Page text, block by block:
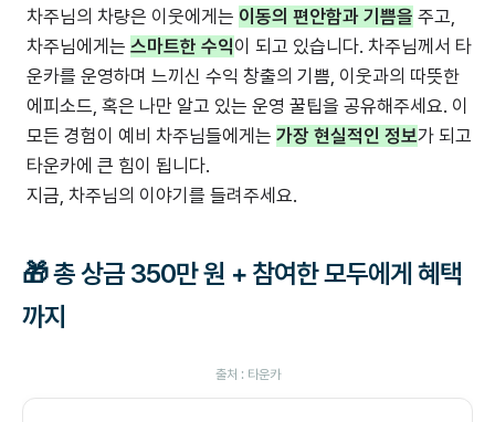
차주님의 차량은 이웃에게는 이동의 편안함과 기쁨을 주고,
차주님에게는 스마트한 수익이 되고 있습니다. 차주님께서 타
운카를 운영하며 느끼신 수익 창출의 기쁨, 이웃과의 따뜻한
에피소드, 혹은 나만 알고 있는 운영 꿀팁을 공유해주세요. 이
모든 경험이 예비 차주님들에게는 가장 현실적인 정보가 되고
타운카에 큰 힘이 됩니다.
지금, 차주님의 이야기를 들려주세요.
🎁 총 상금 350만 원 + 참여한 모두에게 혜택
까지
출처 : 타운카